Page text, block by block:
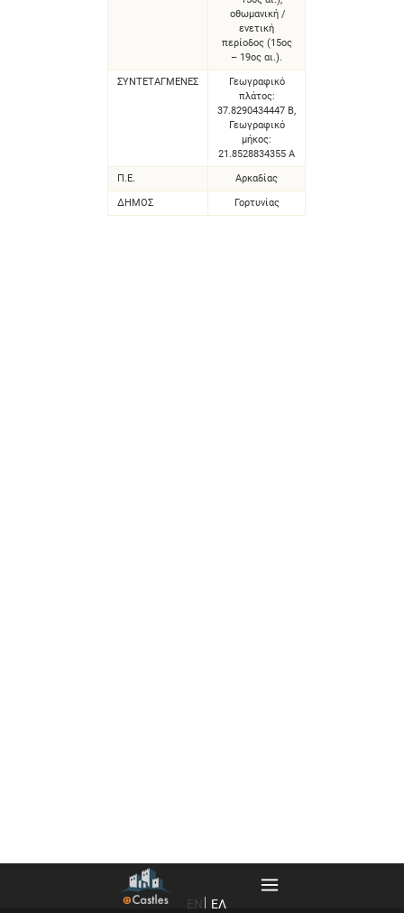
EN ΕΛ
οθωμανική /
ενετική
περίοδος (15ος
– 19ος αι.).
ΣΥΝΤΕΤΑΓΜΈΝΕΣ
Γεωγραφικό
πλάτος:
37.8290434447 Β,
Γεωγραφικό
μήκος:
21.8528834355 Α
Π.Ε. Αρκαδίας
ΔΗΜΟΣ Γορτυνίας